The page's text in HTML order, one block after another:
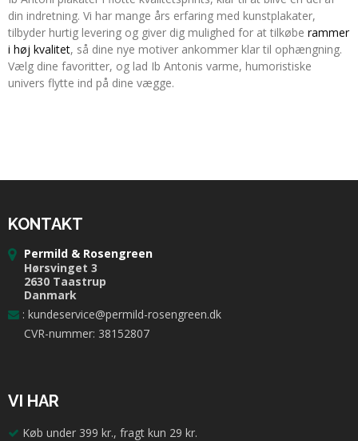
din indretning. Vi har mange års erfaring med kunstplakater,
tilbyder hurtig levering og giver dig mulighed for at tilkøbe rammer
i høj kvalitet, så dine nye motiver ankommer klar til ophængning.
Vælg dine favoritter, og lad Ib Antonis varme, humoristiske
univers flytte ind på dine vægge.
KONTAKT
Permild & Rosengreen
Hørsvinget 3
2630 Taastrup
Danmark
: kundeservice@permild-rosengreen.dk
CVR-nummer: 38152807
VI HAR
Køb under 399 kr., fragt kun 29 kr.